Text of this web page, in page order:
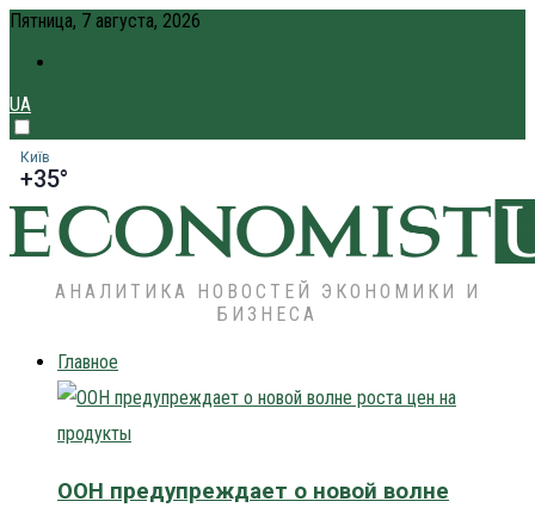
Пятница, 7 августа, 2026
UA
Київ
+35°
АНАЛИТИКА НОВОСТЕЙ ЭКОНОМИКИ И
БИЗНЕСА
Главное
ООН предупреждает о новой волне